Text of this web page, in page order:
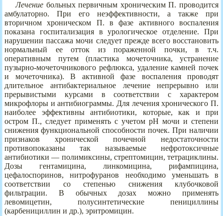
Лечение больных первичным хроническим П. проводится
амбулаторно. При его неэффективности, а также при
вторичном хроническом П. в фазе активного воспаления
показана госпитализация в урологическое отделение. При
нарушении пассажа мочи следует прежде всего восстановить
нормальный ее отток из пораженной почки, в т.ч.
оперативным путем (пластика мочеточника, устранение
пузырно-мочеточникового рефлюкса, удаление камней почек
и мочеточника). В активной фазе воспаления проводят
длительное антибактериальное лечение непрерывно или
прерывистыми курсами в соответствии с характером
микрофлоры и антибиограммы. Для лечения хронического П.
наиболее эффективны антибиотики, которые, как и при
остром П., следует применять с учетом рН мочи и степени
снижения функциональной способности почек. При наличии
признаков хронической почечной недостаточности
противопоказаны так называемые нефротоксичные
антибиотики — полимиксины, стрептомицин, тетрациклины.
Дозы гентамицина, линкомицина, рифампицина,
цефалоспоринов, нитрофуранов необходимо уменьшать в
соответствии со степенью снижения клубочковой
фильтрации. В обычных дозах можно применять
левомицетин, полусинтетические пенициллины
(карбенициллин и др.), эритромицин.